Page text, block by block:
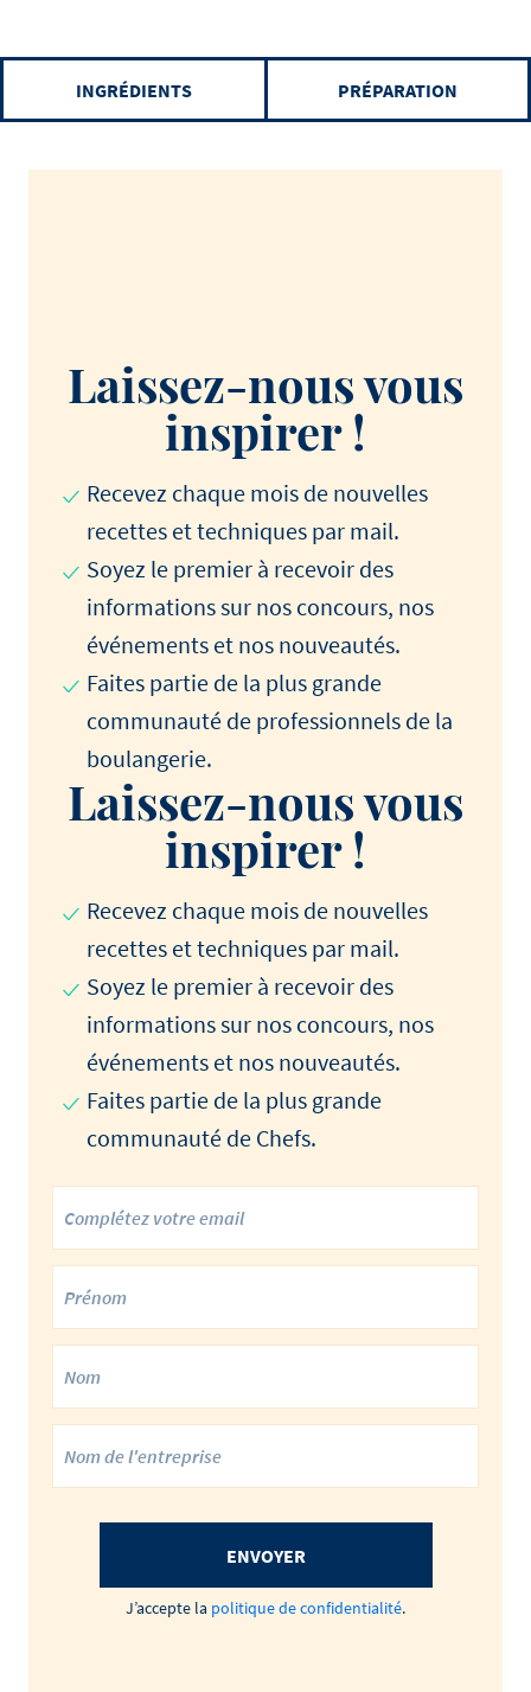
INGRÉDIENTS PRÉPARATION
Laissez-nous vous
inspirer !
Recevez chaque mois de nouvelles
recettes et techniques par mail.
Soyez le premier à recevoir des
informations sur nos concours, nos
événements et nos nouveautés.
Faites partie de la plus grande
communauté de professionnels de la
boulangerie.
Laissez-nous vous
inspirer !
Recevez chaque mois de nouvelles
recettes et techniques par mail.
Soyez le premier à recevoir des
informations sur nos concours, nos
événements et nos nouveautés.
Faites partie de la plus grande
communauté de Chefs.
ENVOYER
J’accepte la politique de confidentialité.